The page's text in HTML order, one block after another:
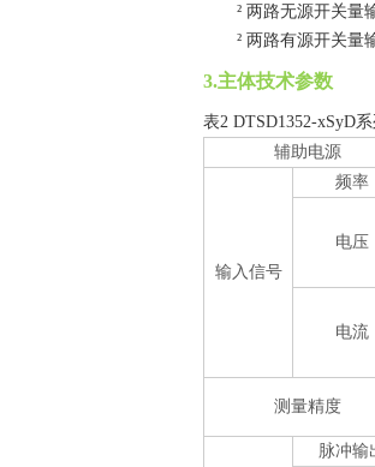
² 两路无源开关量
² 两路有源开关量
3.主体技术参数
表2 DTSD1352-xSyD
辅助电源
输入信号
频率
电压
电流
测量精度
脉冲输